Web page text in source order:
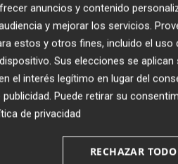
96.000 euros distribuidos en
--ocho para áreas
del ámbito del sandbox
dentro de cada ámbito
tecnologías inmersivas y
y defensa, así como turismo
anuncios y contenido
y mejorar los servicios.
estos y otros fines, incluido el uso
Sus elecciones se
el interés legítimo en lugar del
. Puede retirar su
de privacidad
RECHAZAR TODO